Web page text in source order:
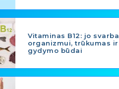
Vitaminas B12: jo svarba
organizmui, trūkumas ir
gydymo būdai